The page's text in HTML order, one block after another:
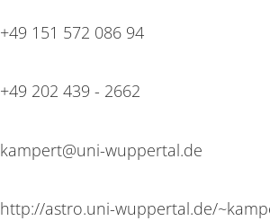
Mobiltelefon
+49 151 572 086 94
Fax
+49 202 439 - 2662
E-Mail
kampert@uni-wuppertal.de
Internetseite
http://astro.uni-wuppertal.de/